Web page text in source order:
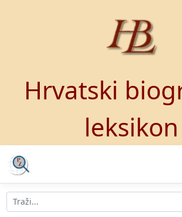
Hrvatski
leksikon